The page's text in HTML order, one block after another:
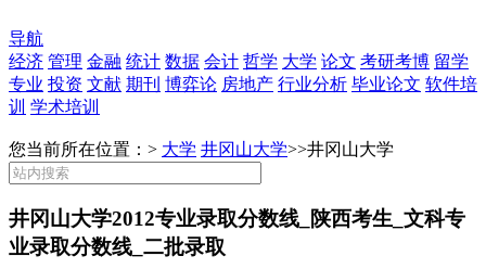
导航
经济 管理 金融 统计 数据 会计 哲学 大学 论文 考研考博 留学
专业 投资 文献 期刊 博弈论 房地产 行业分析 毕业论文 软件培
训 学术培训
您当前所在位置：> 大学 井冈山大学>>井冈山大学
井冈山大学2012专业录取分数线_陕西考生_文科专
业录取分数线_二批录取